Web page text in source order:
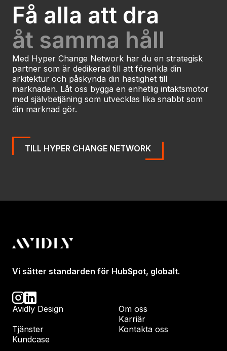
Få alla att dra
åt samma håll
Med Hyper Change Network har du en strategisk
partner som är dedikerad till att förenkla din
arkitektur och påskynda din hastighet till
marknaden. Låt oss bygga en enhetlig intäktsmotor
med självbetjäning som utvecklas lika snabbt som
din marknad gör.
TILL HYPER CHANGE NETWORK
Vi sätter standarden för HubSpot, globalt.
Avidly Design
Om oss
Karriär
Tjänster
Kundcase
Kontakta oss